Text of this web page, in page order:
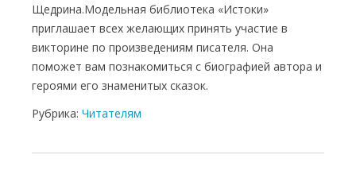
Щедрина.Модельная библиотека «Истоки»
приглашает всех желающих принять участие в
викторине по произведениям писателя. Она
поможет вам познакомиться с биографией автора и
героями его знаменитых сказок.
Рубрика: Читателям